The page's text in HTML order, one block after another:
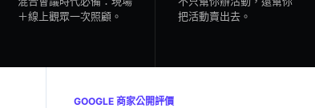
＋線上觀眾一次照顧。
把活動賣出去。
GOOGLE 商家公開評價